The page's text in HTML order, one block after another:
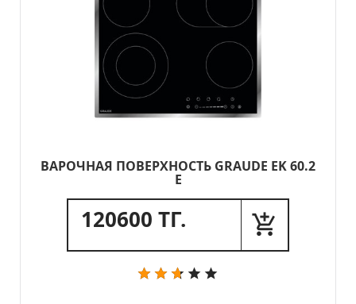
ВАРОЧНАЯ ПОВЕРХНОСТЬ GRAUDE EK 60.2
E
120600 ТГ.